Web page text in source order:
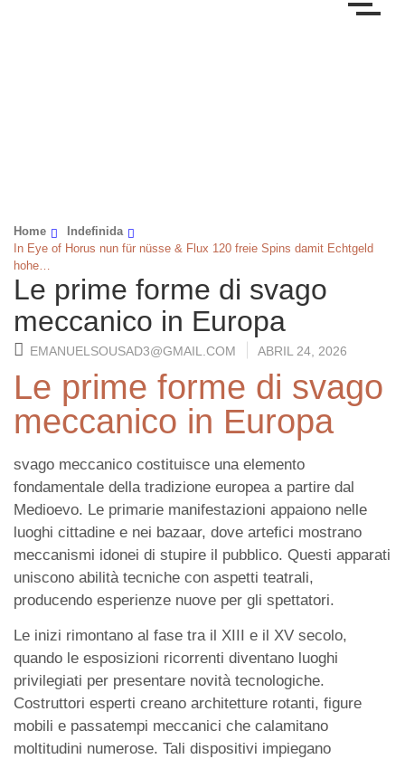
Home
Indefinida
In Eye of Horus nun für nüsse & Flux 120 freie Spins damit Echtgeld
hohe…
Le prime forme di svago
meccanico in Europa
EMANUELSOUSAD3@GMAIL.COM ABRIL 24, 2026
Le prime forme di svago
meccanico in Europa
svago meccanico costituisce una elemento
fondamentale della tradizione europea a partire dal
Medioevo. Le primarie manifestazioni appaiono nelle
luoghi cittadine e nei bazaar, dove artefici mostrano
meccanismi idonei di stupire il pubblico. Questi apparati
uniscono abilità tecniche con aspetti teatrali,
producendo esperienze nuove per gli spettatori.
Le inizi rimontano al fase tra il XIII e il XV secolo,
quando le esposizioni ricorrenti diventano luoghi
privilegiati per presentare novità tecnologiche.
Costruttori esperti creano architetture rotanti, figure
mobili e passatempi meccanici che calamitano
moltitudini numerose. Tali dispositivi impiegano